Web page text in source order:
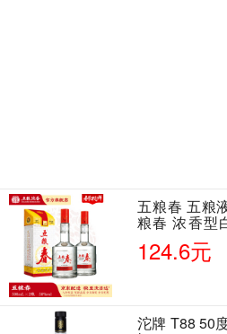
五粮春 五粮
粮春 浓香型
500ml*2瓶 含
124.6元
沱牌 T88 50